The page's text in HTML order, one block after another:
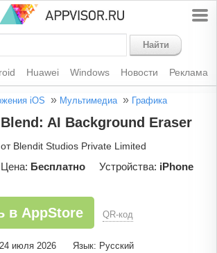
Найти
Huawei Windows Новости Реклама
iOS » Мультимедиа » Графика
Blend: AI Background Eraser
от Blendit Studios Private Limited
Цена: Бесплатно Устройства: iPhone
в AppStore QR-код
июля 2026
Язык: Русский